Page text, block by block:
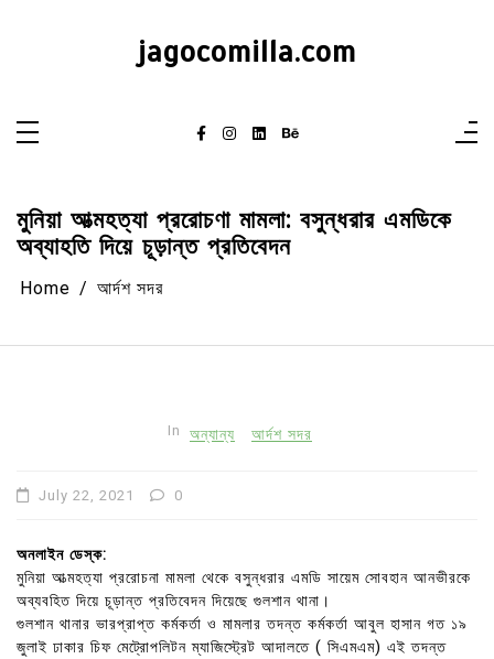
jagocomilla.com
মুনিয়া আত্মহত্যা প্ররোচণা মামলা: বসুন্ধরার এমডিকে
অব্যাহতি দিয়ে চূড়ান্ত প্রতিবেদন
Home আর্দশ সদর
In অন্যান্য আর্দশ সদর
July 22, 2021 0
অনলাইন ডেস্ক:
মুনিয়া আত্মহত্যা প্ররোচনা মামলা থেকে বসুন্ধরার এমডি সায়েম সোবহান আনভীরকে
অব্যবহিত দিয়ে চূড়ান্ত প্রতিবেদন দিয়েছে গুলশান থানা।
গুলশান থানার ভারপ্রাপ্ত কর্মকর্তা ও মামলার তদন্ত কর্মকর্তা আবুল হাসান গত ১৯
জুলাই ঢাকার চিফ মেট্রোপলিটন ম্যাজিস্ট্রেট আদালতে ( সিএমএম) এই তদন্ত